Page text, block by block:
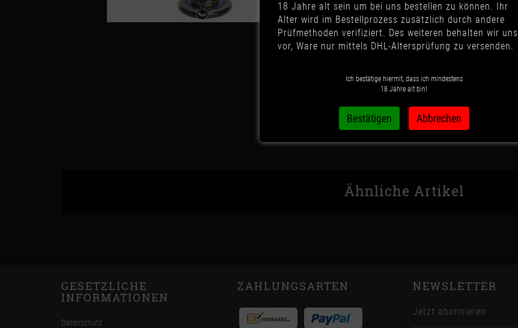
89,90 € *
Wunschzettel
Ähnliche Artikel
GESETZLICHE
INFORMATIONEN
Datenschutz
ZAHLUNGSARTEN NEWSLETTER
Jetzt abonnieren
18 Jahre alt sein um bei uns bestellen zu können. Ihr
Alter wird im Bestellprozess zusätzlich durch andere
Prüfmethoden verifiziert. Des weiteren behalten wir uns
vor, Ware nur mittels DHL-Altersprüfung zu versenden.
Ich bestätige hiermit, dass ich mindestens
18 Jahre alt bin!